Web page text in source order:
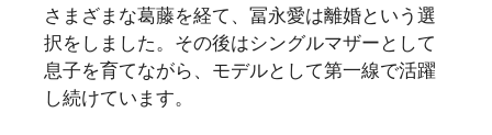
さまざまな葛藤を経て、冨永愛は離婚という選
択をしました。その後はシングルマザーとして
息子を育てながら、モデルとして第一線で活躍
し続けています。